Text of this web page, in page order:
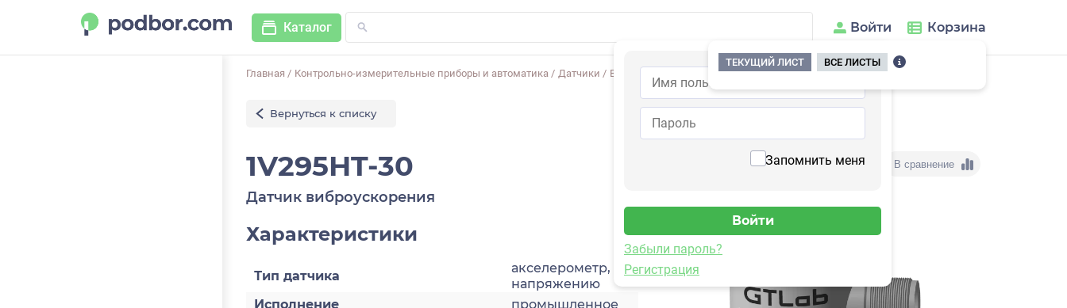
Каталог Войти
Запомнить меня
Забыли пароль?
Регистрация
Корзина
ТЕКУЩИЙ ЛИСТ
ВСЕ ЛИСТЫ
Главная / Контрольно-измерительные приборы и автоматика / Датчики / Виброускорения 1V295HT-30
Вернуться к списку
1V295HT-30
Датчик виброускорения
Характеристики
Тип датчика
акселерометр, по
напряжению
Исполнение
промышленное
В сравнение